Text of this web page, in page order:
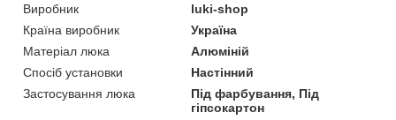
Виробник
luki-shop
Країна виробник
Україна
Матеріал люка
Алюміній
Спосіб установки
Настінний
Застосування люка
Під фарбування, Під
гіпсокартон